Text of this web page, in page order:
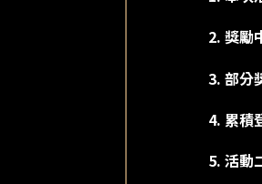
2. 獎勵
3. 部分
4. 累積
5. 活動